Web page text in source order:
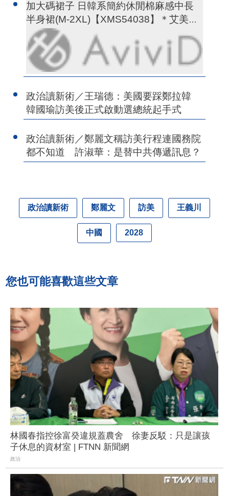
加大碼裙子 日韓系簡約休閒棉麻感中長
半身裙(M-2XL)【XMS54038】＊艾美時
尚(現+預)
政治讀新術／王瑞德：美國要踩鄭拉韓
韓國瑜訪美後正式啟動選總統起手式
政治讀新術／鄭麗文稱訪美行程連國務院
都不知道 許淑華：是替中共傳遞訊息？
政治讀新術 鄭麗文 訪美 王義川
中國 2028
您也可能喜歡這些文章
林國春指控徐富癸違規蓋農舍 徐妻反駁：只是讓孩
子休息的資材室 | FTNN 新聞網
政治